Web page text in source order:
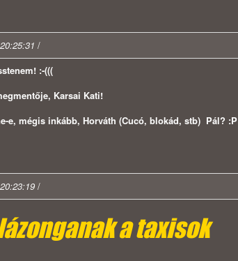
/
:-(((
Karsai Kati!
e, mégis inkább, Horváth (Cucó, blokád, stb) Pál? :P
/
a taxisok